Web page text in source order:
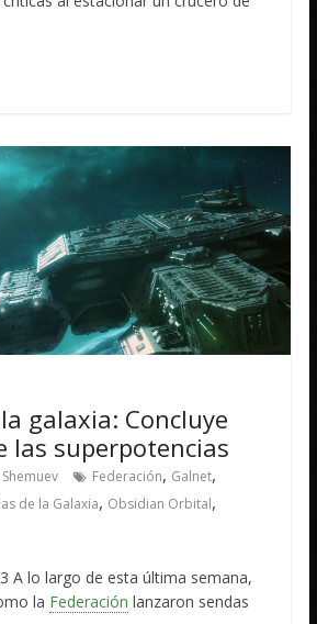
galaxia: Concluye
las superpotencias
Shemuev Federación, Galnet,
de la Galaxia, Obsidian Orbital,
A lo largo de esta última semana,
la Federación lanzaron sendas